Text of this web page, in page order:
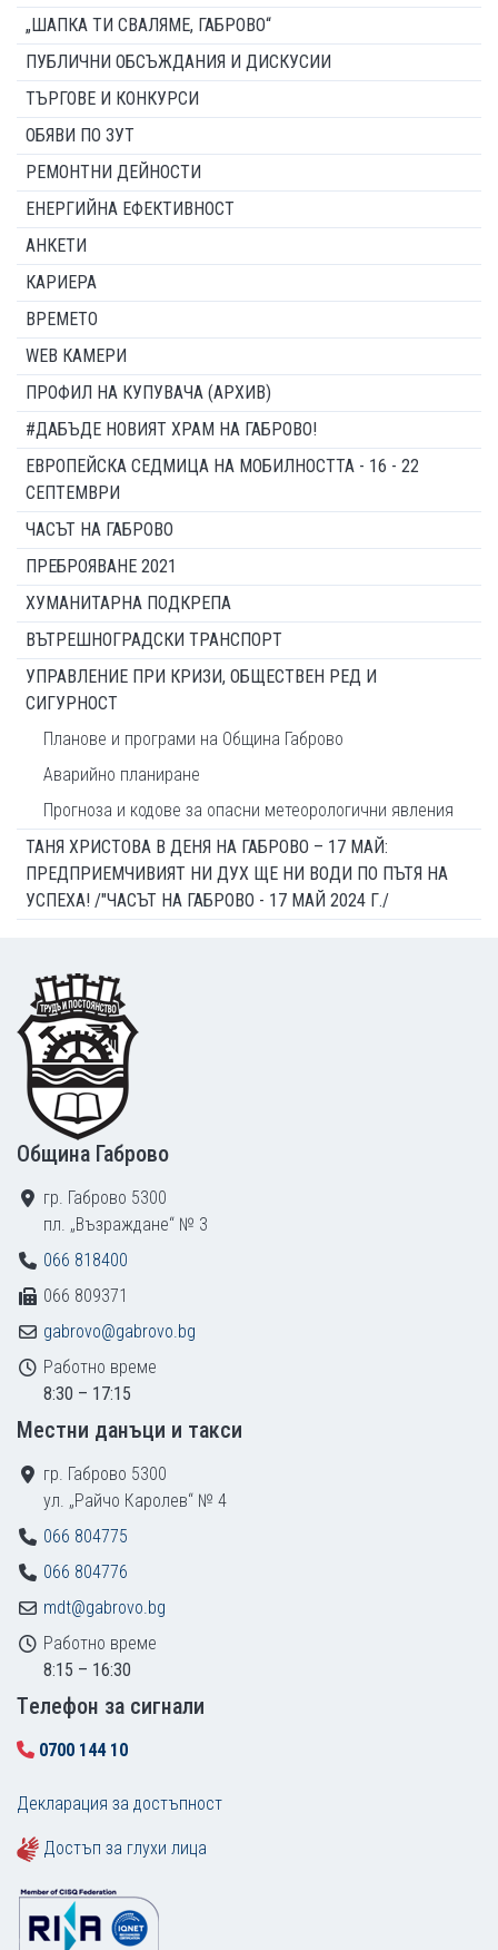
„ШАПКА ТИ СВАЛЯМЕ, ГАБРОВО“
ПУБЛИЧНИ ОБСЪЖДАНИЯ И ДИСКУСИИ
ТЪРГОВЕ И КОНКУРСИ
ОБЯВИ ПО ЗУТ
РЕМОНТНИ ДЕЙНОСТИ
ЕНЕРГИЙНА ЕФЕКТИВНОСТ
АНКЕТИ
КАРИЕРА
ВРЕМЕТО
WEB КАМЕРИ
ПРОФИЛ НА КУПУВАЧА (АРХИВ)
#ДАБЪДЕ НОВИЯТ ХРАМ НА ГАБРОВО!
ЕВРОПЕЙСКА СЕДМИЦА НА МОБИЛНОСТТА - 16 - 22
СЕПТЕМВРИ
ЧАСЪТ НА ГАБРОВО
ПРЕБРОЯВАНЕ 2021
ХУМАНИТАРНА ПОДКРЕПА
ВЪТРЕШНОГРАДСКИ ТРАНСПОРТ
УПРАВЛЕНИЕ ПРИ КРИЗИ, ОБЩЕСТВЕН РЕД И
СИГУРНОСТ
Планове и програми на Община Габрово
Аварийно планиране
Прогноза и кодове за опасни метеорологични явления
ТАНЯ ХРИСТОВА В ДЕНЯ НА ГАБРОВО – 17 МАЙ:
ПРЕДПРИЕМЧИВИЯТ НИ ДУХ ЩЕ НИ ВОДИ ПО ПЪТЯ НА
УСПЕХА! /"ЧАСЪТ НА ГАБРОВО - 17 МАЙ 2024 Г./
Footer
Община Габрово
гр. Габрово 5300
пл. „Възраждане“ № 3
066 818400
066 809371
gabrovo@gabrovo.bg
Работно време
8:30 – 17:15
Местни данъци и такси
гр. Габрово 5300
ул. „Райчо Каролев“ № 4
066 804775
066 804776
mdt@gabrovo.bg
Работно време
8:15 – 16:30
Tелефон за сигнали
0700 144 10
Декларация за достъпност
Достъп за глухи лица